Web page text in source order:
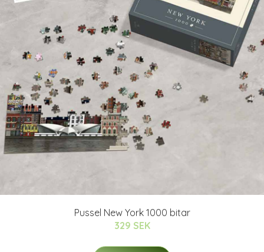
Pussel New York 1000 bitar
329 SEK